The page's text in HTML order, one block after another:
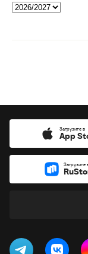
Загрузите в
App
Загрузите